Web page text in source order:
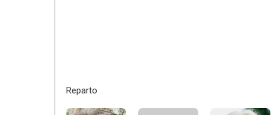
Reparto